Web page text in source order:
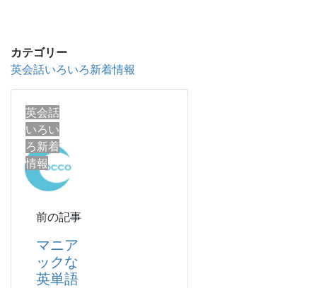
カテゴリー
英会話いろいろ新着情報
英会話
いろい
ろ新着
情報
前の記事
マニア
ックな
英単語